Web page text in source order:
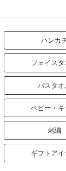
ハンカ
フェイス
バスタオ
ベビー・キ
刺繍
ギフトアイ